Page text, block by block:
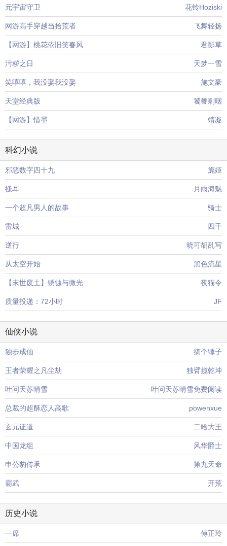
元宇宙守卫 花铃Hoziski
网游高手穿越当拾荒者 飞舞轻扬
【网游】桃花依旧笑春风 君影草
污秽之日 天梦一雪
笑嘻嘻，我没娶我没娶 施文豪
天堂经典版 饕餮剩咽
【网游】惜墨 靖凝
科幻小说
邪恶数字四十九 旎姬
搔耳 月雨海魅
一个超凡男人的故事 骑士
雷城 四千
逆行 晓可胡乱写
从太空开始 黑色流星
【末世废土】锈蚀与微光 夜猫令
质量投递：72小时 JF
仙侠小说
独步成仙 搞个锤子
王者荣耀之凡尘劫 独臂揽乾坤
叶问天苏晴雪 叶问天苏晴雪免费阅读
总裁的超酥恋人高歌 powenxue
玄元证道 二哈大王
中国龙组 风华爵士
申公豹传承 第九天命
霸武 开荒
历史小说
一席 傅正玲